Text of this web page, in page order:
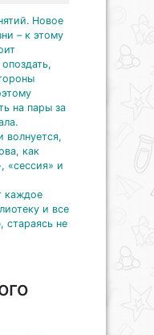
Новое
– к этому
на пары за
волнуется,
как
«сессия» и
каждое
и все
стараясь не